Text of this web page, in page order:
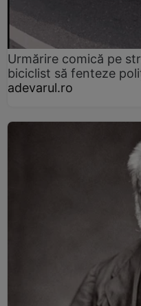
Urmărire comică pe
biciclist să fenteze
adevarul.ro